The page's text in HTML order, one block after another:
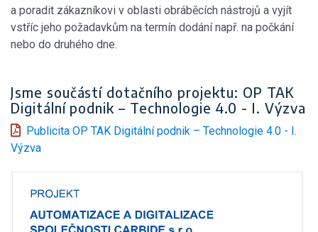
a poradit zákazníkovi v oblasti obráběcích nástrojů a vyjít
vstříc jeho požadavkům na termín dodání např. na počkání
nebo do druhého dne.
Jsme součástí dotačního projektu: OP TAK
Digitální podnik – Technologie 4.0 - I. Výzva
Publicita OP TAK Digitální podnik – Technologie 4.0 - I.
Výzva